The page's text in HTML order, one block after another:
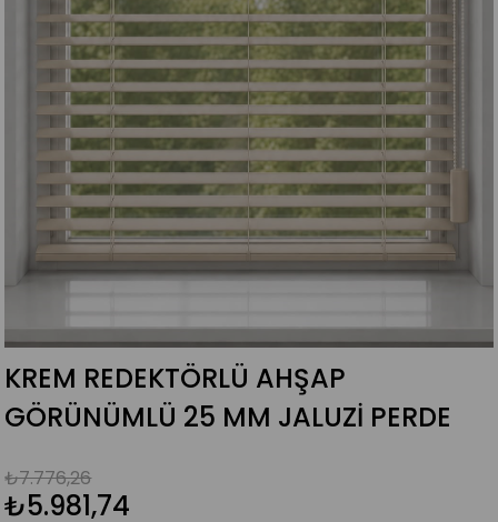
KREM REDEKTÖRLÜ AHŞAP
GÖRÜNÜMLÜ 25 MM JALUZI PERDE
₺7.776,26
₺5.981,74